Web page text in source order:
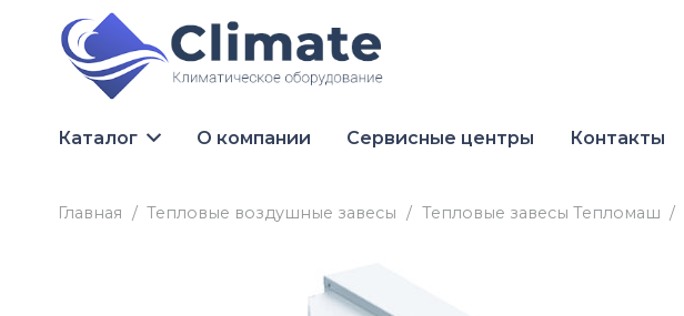
Каталог О компании Сервисные центры Контакты
Главная / Тепловые воздушные завесы / Тепловые завесы Тепломаш /